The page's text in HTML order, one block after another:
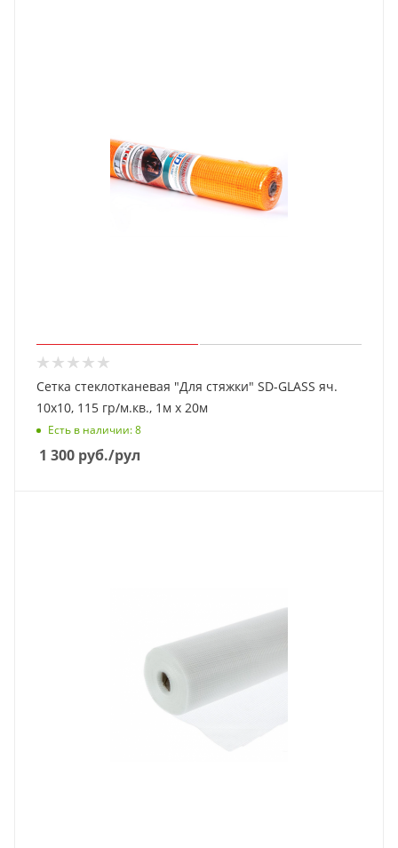
Сетка стеклотканевая "Для стяжки" SD-GLASS яч.
10х10, 115 гр/м.кв., 1м х 20м
Есть в наличии: 8
1 300 руб./рул